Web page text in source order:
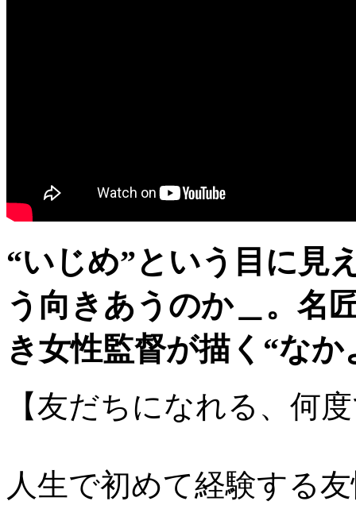
“いじめ”という目に見
う向きあうのか＿。名
き女性監督が描く“な
【友だちになれる、何
人生で初めて経験する